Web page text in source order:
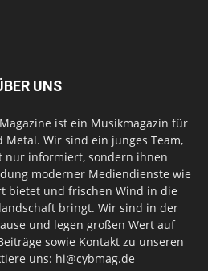
UNS
ist ein Musikmagazin für
Metal. Wir sind ein junges Team,
nur informiert, sondern ihnen
moderner Mediendienste wie
bietet und frischen Wind in die
bringt. Wir sind in der
und legen großen Wert auf
sowie Kontakt zu unseren
uns: hi@cybmag.de